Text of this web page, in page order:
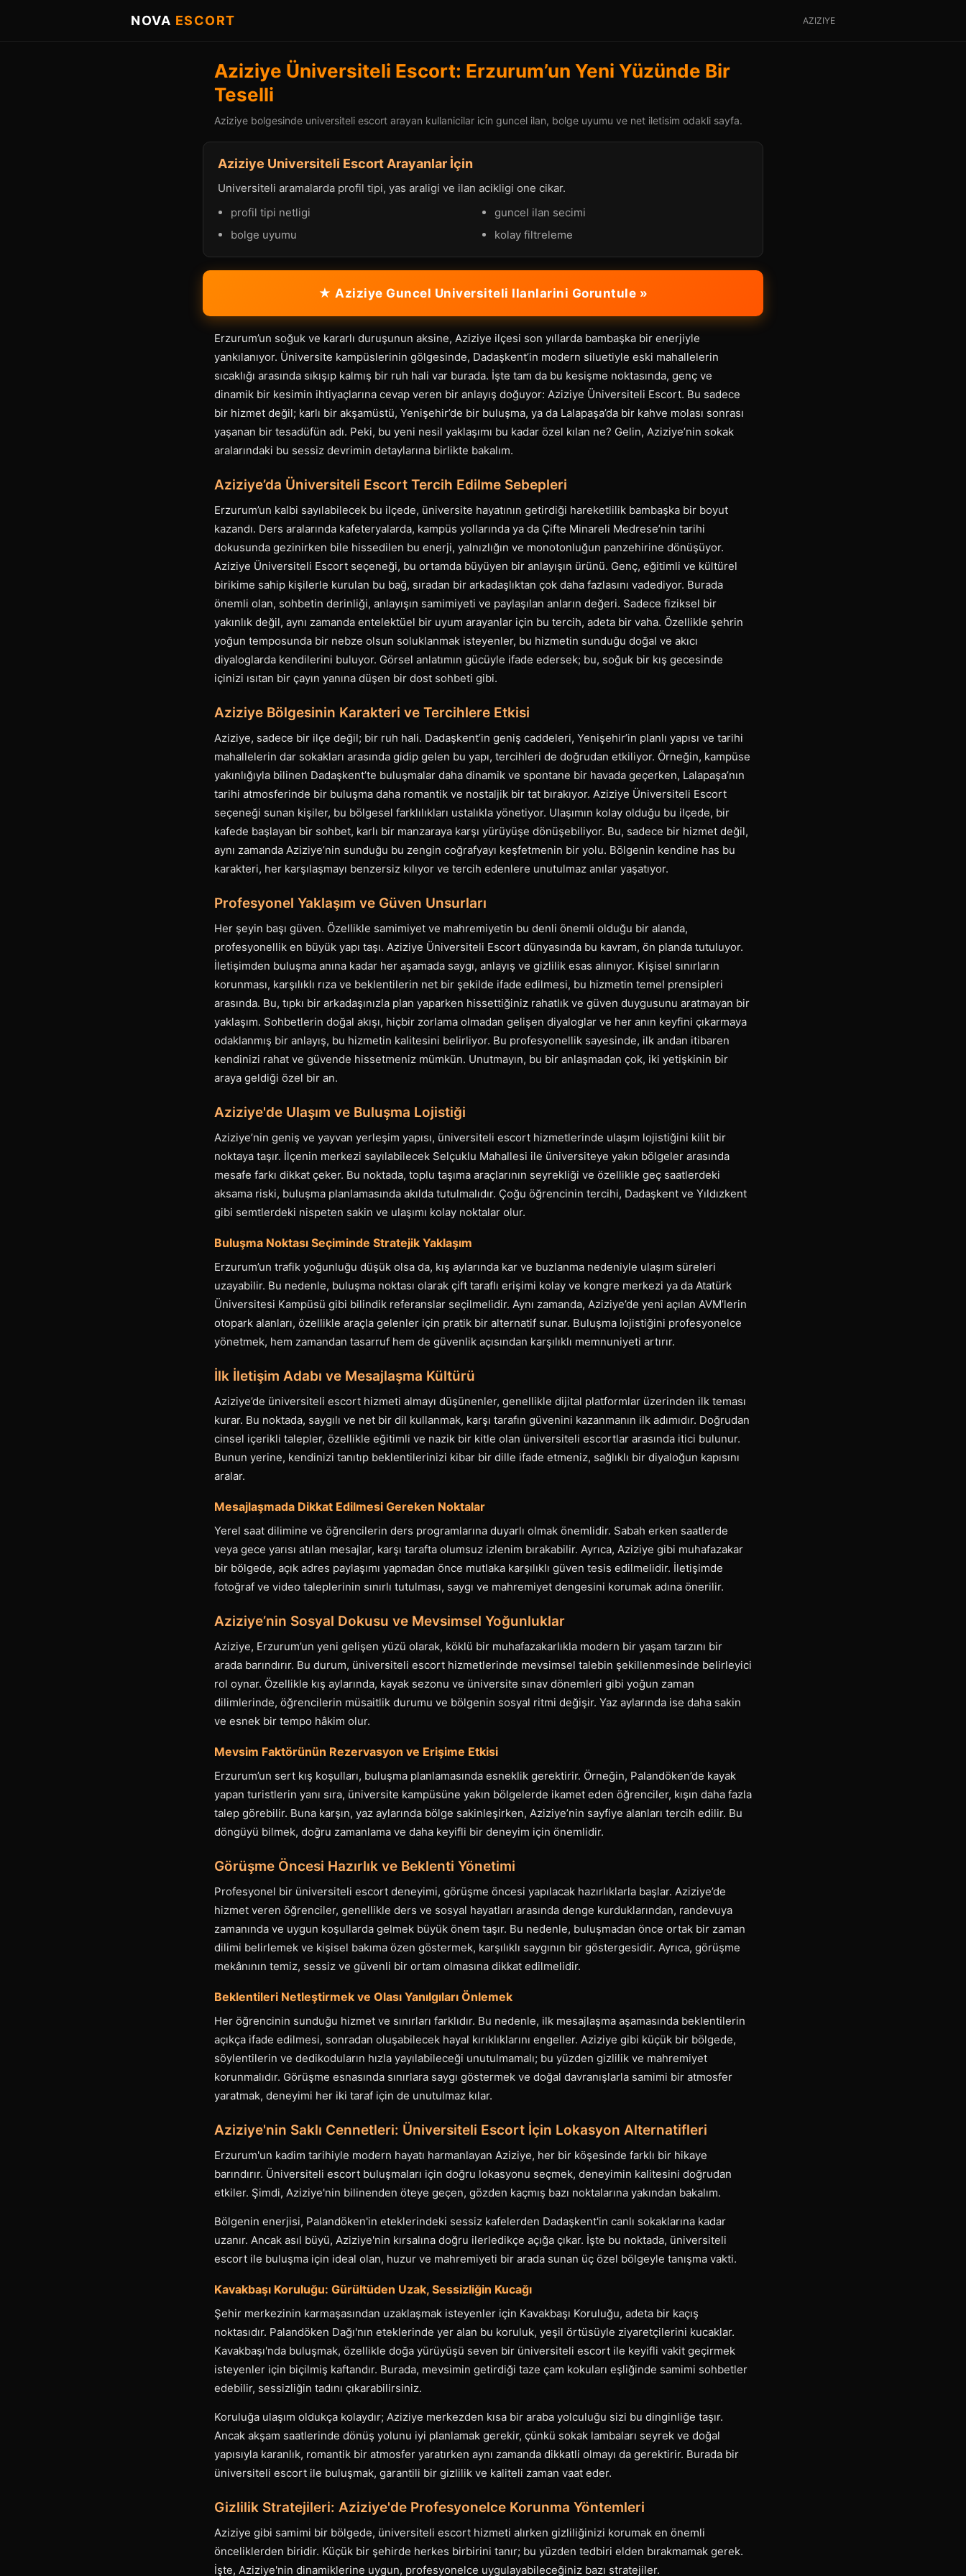
NOVA ESCORT AZIZIYE
Aziziye Üniversiteli Escort: Erzurum’un Yeni Yüzünde Bir
Teselli
Aziziye bolgesinde universiteli escort arayan kullanicilar icin guncel ilan, bolge uyumu ve net iletisim odakli sayfa.
Aziziye Universiteli Escort Arayanlar İçin
Universiteli aramalarda profil tipi, yas araligi ve ilan acikligi one cikar.
profil tipi netligi
guncel ilan secimi
bolge uyumu
kolay filtreleme
★ Aziziye Guncel Universiteli Ilanlarini Goruntule »
Erzurum’un soğuk ve kararlı duruşunun aksine, Aziziye ilçesi son yıllarda bambaşka bir enerjiyle
yankılanıyor. Üniversite kampüslerinin gölgesinde, Dadaşkent’in modern siluetiyle eski mahallelerin
sıcaklığı arasında sıkışıp kalmış bir ruh hali var burada. İşte tam da bu kesişme noktasında, genç ve
dinamik bir kesimin ihtiyaçlarına cevap veren bir anlayış doğuyor: Aziziye Üniversiteli Escort. Bu sadece
bir hizmet değil; karlı bir akşamüstü, Yenişehir’de bir buluşma, ya da Lalapaşa’da bir kahve molası sonrası
yaşanan bir tesadüfün adı. Peki, bu yeni nesil yaklaşımı bu kadar özel kılan ne? Gelin, Aziziye’nin sokak
aralarındaki bu sessiz devrimin detaylarına birlikte bakalım.
Aziziye’da Üniversiteli Escort Tercih Edilme Sebepleri
Erzurum’un kalbi sayılabilecek bu ilçede, üniversite hayatının getirdiği hareketlilik bambaşka bir boyut
kazandı. Ders aralarında kafeteryalarda, kampüs yollarında ya da Çifte Minareli Medrese’nin tarihi
dokusunda gezinirken bile hissedilen bu enerji, yalnızlığın ve monotonluğun panzehirine dönüşüyor.
Aziziye Üniversiteli Escort seçeneği, bu ortamda büyüyen bir anlayışın ürünü. Genç, eğitimli ve kültürel
birikime sahip kişilerle kurulan bu bağ, sıradan bir arkadaşlıktan çok daha fazlasını vadediyor. Burada
önemli olan, sohbetin derinliği, anlayışın samimiyeti ve paylaşılan anların değeri. Sadece fiziksel bir
yakınlık değil, aynı zamanda entelektüel bir uyum arayanlar için bu tercih, adeta bir vaha. Özellikle şehrin
yoğun temposunda bir nebze olsun soluklanmak isteyenler, bu hizmetin sunduğu doğal ve akıcı
diyaloglarda kendilerini buluyor. Görsel anlatımın gücüyle ifade edersek; bu, soğuk bir kış gecesinde
içinizi ısıtan bir çayın yanına düşen bir dost sohbeti gibi.
Aziziye Bölgesinin Karakteri ve Tercihlere Etkisi
Aziziye, sadece bir ilçe değil; bir ruh hali. Dadaşkent’in geniş caddeleri, Yenişehir’in planlı yapısı ve tarihi
mahallelerin dar sokakları arasında gidip gelen bu yapı, tercihleri de doğrudan etkiliyor. Örneğin, kampüse
yakınlığıyla bilinen Dadaşkent’te buluşmalar daha dinamik ve spontane bir havada geçerken, Lalapaşa’nın
tarihi atmosferinde bir buluşma daha romantik ve nostaljik bir tat bırakıyor. Aziziye Üniversiteli Escort
seçeneği sunan kişiler, bu bölgesel farklılıkları ustalıkla yönetiyor. Ulaşımın kolay olduğu bu ilçede, bir
kafede başlayan bir sohbet, karlı bir manzaraya karşı yürüyüşe dönüşebiliyor. Bu, sadece bir hizmet değil,
aynı zamanda Aziziye’nin sunduğu bu zengin coğrafyayı keşfetmenin bir yolu. Bölgenin kendine has bu
karakteri, her karşılaşmayı benzersiz kılıyor ve tercih edenlere unutulmaz anılar yaşatıyor.
Profesyonel Yaklaşım ve Güven Unsurları
Her şeyin başı güven. Özellikle samimiyet ve mahremiyetin bu denli önemli olduğu bir alanda,
profesyonellik en büyük yapı taşı. Aziziye Üniversiteli Escort dünyasında bu kavram, ön planda tutuluyor.
İletişimden buluşma anına kadar her aşamada saygı, anlayış ve gizlilik esas alınıyor. Kişisel sınırların
korunması, karşılıklı rıza ve beklentilerin net bir şekilde ifade edilmesi, bu hizmetin temel prensipleri
arasında. Bu, tıpkı bir arkadaşınızla plan yaparken hissettiğiniz rahatlık ve güven duygusunu aratmayan bir
yaklaşım. Sohbetlerin doğal akışı, hiçbir zorlama olmadan gelişen diyaloglar ve her anın keyfini çıkarmaya
odaklanmış bir anlayış, bu hizmetin kalitesini belirliyor. Bu profesyonellik sayesinde, ilk andan itibaren
kendinizi rahat ve güvende hissetmeniz mümkün. Unutmayın, bu bir anlaşmadan çok, iki yetişkinin bir
araya geldiği özel bir an.
Aziziye'de Ulaşım ve Buluşma Lojistiği
Aziziye’nin geniş ve yayvan yerleşim yapısı, üniversiteli escort hizmetlerinde ulaşım lojistiğini kilit bir
noktaya taşır. İlçenin merkezi sayılabilecek Selçuklu Mahallesi ile üniversiteye yakın bölgeler arasında
mesafe farkı dikkat çeker. Bu noktada, toplu taşıma araçlarının seyrekliği ve özellikle geç saatlerdeki
aksama riski, buluşma planlamasında akılda tutulmalıdır. Çoğu öğrencinin tercihi, Dadaşkent ve Yıldızkent
gibi semtlerdeki nispeten sakin ve ulaşımı kolay noktalar olur.
Buluşma Noktası Seçiminde Stratejik Yaklaşım
Erzurum’un trafik yoğunluğu düşük olsa da, kış aylarında kar ve buzlanma nedeniyle ulaşım süreleri
uzayabilir. Bu nedenle, buluşma noktası olarak çift taraflı erişimi kolay ve kongre merkezi ya da Atatürk
Üniversitesi Kampüsü gibi bilindik referanslar seçilmelidir. Aynı zamanda, Aziziye’de yeni açılan AVM’lerin
otopark alanları, özellikle araçla gelenler için pratik bir alternatif sunar. Buluşma lojistiğini profesyonelce
yönetmek, hem zamandan tasarruf hem de güvenlik açısından karşılıklı memnuniyeti artırır.
İlk İletişim Adabı ve Mesajlaşma Kültürü
Aziziye’de üniversiteli escort hizmeti almayı düşünenler, genellikle dijital platformlar üzerinden ilk teması
kurar. Bu noktada, saygılı ve net bir dil kullanmak, karşı tarafın güvenini kazanmanın ilk adımıdır. Doğrudan
cinsel içerikli talepler, özellikle eğitimli ve nazik bir kitle olan üniversiteli escortlar arasında itici bulunur.
Bunun yerine, kendinizi tanıtıp beklentilerinizi kibar bir dille ifade etmeniz, sağlıklı bir diyaloğun kapısını
aralar.
Mesajlaşmada Dikkat Edilmesi Gereken Noktalar
Yerel saat dilimine ve öğrencilerin ders programlarına duyarlı olmak önemlidir. Sabah erken saatlerde
veya gece yarısı atılan mesajlar, karşı tarafta olumsuz izlenim bırakabilir. Ayrıca, Aziziye gibi muhafazakar
bir bölgede, açık adres paylaşımı yapmadan önce mutlaka karşılıklı güven tesis edilmelidir. İletişimde
fotoğraf ve video taleplerinin sınırlı tutulması, saygı ve mahremiyet dengesini korumak adına önerilir.
Aziziye’nin Sosyal Dokusu ve Mevsimsel Yoğunluklar
Aziziye, Erzurum’un yeni gelişen yüzü olarak, köklü bir muhafazakarlıkla modern bir yaşam tarzını bir
arada barındırır. Bu durum, üniversiteli escort hizmetlerinde mevsimsel talebin şekillenmesinde belirleyici
rol oynar. Özellikle kış aylarında, kayak sezonu ve üniversite sınav dönemleri gibi yoğun zaman
dilimlerinde, öğrencilerin müsaitlik durumu ve bölgenin sosyal ritmi değişir. Yaz aylarında ise daha sakin
ve esnek bir tempo hâkim olur.
Mevsim Faktörünün Rezervasyon ve Erişime Etkisi
Erzurum’un sert kış koşulları, buluşma planlamasında esneklik gerektirir. Örneğin, Palandöken’de kayak
yapan turistlerin yanı sıra, üniversite kampüsüne yakın bölgelerde ikamet eden öğrenciler, kışın daha fazla
talep görebilir. Buna karşın, yaz aylarında bölge sakinleşirken, Aziziye’nin sayfiye alanları tercih edilir. Bu
döngüyü bilmek, doğru zamanlama ve daha keyifli bir deneyim için önemlidir.
Görüşme Öncesi Hazırlık ve Beklenti Yönetimi
Profesyonel bir üniversiteli escort deneyimi, görüşme öncesi yapılacak hazırlıklarla başlar. Aziziye’de
hizmet veren öğrenciler, genellikle ders ve sosyal hayatları arasında denge kurduklarından, randevuya
zamanında ve uygun koşullarda gelmek büyük önem taşır. Bu nedenle, buluşmadan önce ortak bir zaman
dilimi belirlemek ve kişisel bakıma özen göstermek, karşılıklı saygının bir göstergesidir. Ayrıca, görüşme
mekânının temiz, sessiz ve güvenli bir ortam olmasına dikkat edilmelidir.
Beklentileri Netleştirmek ve Olası Yanılgıları Önlemek
Her öğrencinin sunduğu hizmet ve sınırları farklıdır. Bu nedenle, ilk mesajlaşma aşamasında beklentilerin
açıkça ifade edilmesi, sonradan oluşabilecek hayal kırıklıklarını engeller. Aziziye gibi küçük bir bölgede,
söylentilerin ve dedikoduların hızla yayılabileceği unutulmamalı; bu yüzden gizlilik ve mahremiyet
korunmalıdır. Görüşme esnasında sınırlara saygı göstermek ve doğal davranışlarla samimi bir atmosfer
yaratmak, deneyimi her iki taraf için de unutulmaz kılar.
Aziziye'nin Saklı Cennetleri: Üniversiteli Escort İçin Lokasyon Alternatifleri
Erzurum'un kadim tarihiyle modern hayatı harmanlayan Aziziye, her bir köşesinde farklı bir hikaye
barındırır. Üniversiteli escort buluşmaları için doğru lokasyonu seçmek, deneyimin kalitesini doğrudan
etkiler. Şimdi, Aziziye'nin bilinenden öteye geçen, gözden kaçmış bazı noktalarına yakından bakalım.
Bölgenin enerjisi, Palandöken'in eteklerindeki sessiz kafelerden Dadaşkent'in canlı sokaklarına kadar
uzanır. Ancak asıl büyü, Aziziye'nin kırsalına doğru ilerledikçe açığa çıkar. İşte bu noktada, üniversiteli
escort ile buluşma için ideal olan, huzur ve mahremiyeti bir arada sunan üç özel bölgeyle tanışma vakti.
Kavakbaşı Koruluğu: Gürültüden Uzak, Sessizliğin Kucağı
Şehir merkezinin karmaşasından uzaklaşmak isteyenler için Kavakbaşı Koruluğu, adeta bir kaçış
noktasıdır. Palandöken Dağı'nın eteklerinde yer alan bu koruluk, yeşil örtüsüyle ziyaretçilerini kucaklar.
Kavakbaşı'nda buluşmak, özellikle doğa yürüyüşü seven bir üniversiteli escort ile keyifli vakit geçirmek
isteyenler için biçilmiş kaftandır. Burada, mevsimin getirdiği taze çam kokuları eşliğinde samimi sohbetler
edebilir, sessizliğin tadını çıkarabilirsiniz.
Koruluğa ulaşım oldukça kolaydır; Aziziye merkezden kısa bir araba yolculuğu sizi bu dinginliğe taşır.
Ancak akşam saatlerinde dönüş yolunu iyi planlamak gerekir, çünkü sokak lambaları seyrek ve doğal
yapısıyla karanlık, romantik bir atmosfer yaratırken aynı zamanda dikkatli olmayı da gerektirir. Burada bir
üniversiteli escort ile buluşmak, garantili bir gizlilik ve kaliteli zaman vaat eder.
Gizlilik Stratejileri: Aziziye'de Profesyonelce Korunma Yöntemleri
Aziziye gibi samimi bir bölgede, üniversiteli escort hizmeti alırken gizliliğinizi korumak en önemli
önceliklerden biridir. Küçük bir şehirde herkes birbirini tanır; bu yüzden tedbiri elden bırakmamak gerek.
İşte, Aziziye'nin dinamiklerine uygun, profesyonelce uygulayabileceğiniz bazı stratejiler.